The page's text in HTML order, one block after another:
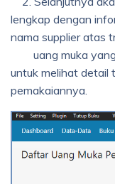
lengkap dengan
nama supplier atas
uang muka yang
untuk melihat detail
pemakaiannya.